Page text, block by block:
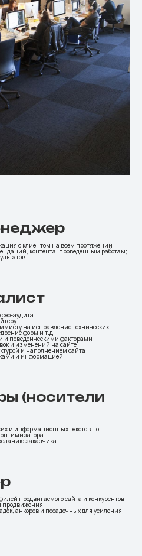
с клиентом на всем протяжении
контента, проведенным работам;
аудита
на исправление технических
форм и т.д.
и поведенческими факторами
и изменений на сайте
и наполнением сайта
и информацией
(носители
и информационных текстов по
заказчика
продвигаемого сайта и конкурентов
продвижения
анкоров и посадочных для усиления